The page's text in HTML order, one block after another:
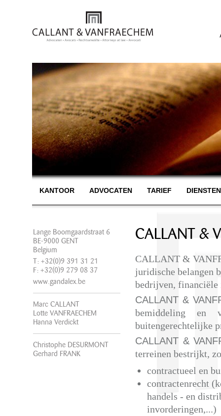
KANTOOR ADVOCATEN TARIEF
Lange Boomgaardstraat 6
BE-9000 GENT
Belgium
T: +32(0)9 391 31 21
F: +32(0)9 279 08 37
www.gandalex.be
Marc CALLANT
Lotte VANFRAECHEM
Hanna Verdickt
Christophe DESURMONT
Gerhard FRANK
CALLANT &
CALLANT &
juridische belangen
bedrijven, financiële
CALLANT &
bemiddeling en
buitengerechtelijke
CALLANT &
terreinen bestrijkt,
contractueel en
contractenrecht
handels - en
invorderingen,...)